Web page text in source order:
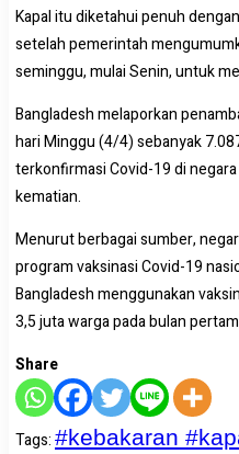
Kapal itu diketahui penuh
setelah pemerintah
seminggu, mulai Senin, untuk
Bangladesh melaporkan
hari Minggu (4/4) sebanyak
terkonfirmasi Covid-19 di
kematian.
Menurut berbagai sumber,
program vaksinasi Covid-19
Bangladesh menggunakan
3,5 juta warga pada bulan
Share
Tags:#kebakaran